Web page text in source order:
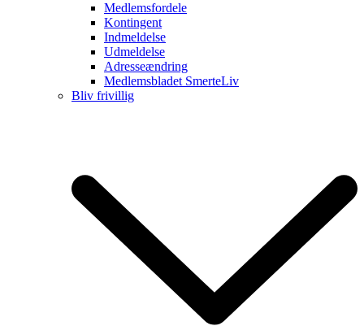
Medlemsfordele
Kontingent
Indmeldelse
Udmeldelse
Adresseændring
Medlemsbladet SmerteLiv
Bliv frivillig